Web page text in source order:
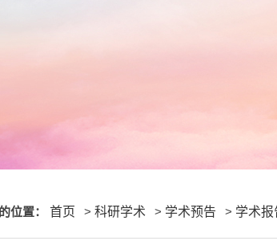
位置： 首页 > 科研学术 > 学术预告 > 学术报